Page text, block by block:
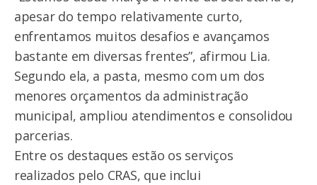
apesar do tempo relativamente curto,
enfrentamos muitos desafios e avançamos
bastante em diversas frentes”, afirmou Lia.
Segundo ela, a pasta, mesmo com um dos
menores orçamentos da administração
municipal, ampliou atendimentos e consolidou
parcerias.
Entre os destaques estão os serviços
realizados pelo CRAS, que inclui